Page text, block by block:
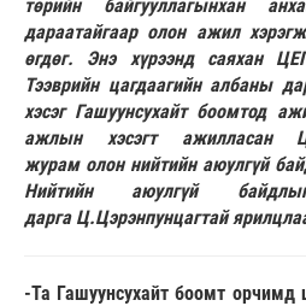
төрийн байгууллагынхан
дараатайгаар олон ажил
өгдөг. Энэ хүрээнд саяхан
Тээврийн цагдаагийн албаны
хэсэг Гашуунсухайт боомтод
ажлын хэсэгт ажил­ласан
журам олон нийтийн аюулгүй
Нийтийн аюулгүй
дарга Ц.Цэрэнпунцагтай
-Та Гашуунсухайт боомт орчимд